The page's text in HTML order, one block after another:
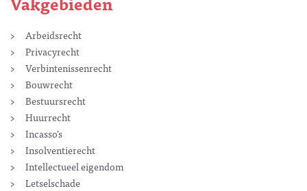
Arbeidsrecht
Privacyrecht
Verbintenissenrecht
Bouwrecht
Bestuursrecht
Huurrecht
Incasso’s
Insolventierecht
Intellectueel eigendom
Letselschade